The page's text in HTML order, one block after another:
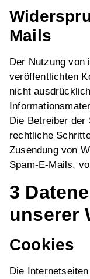
Mails
Der Nutzung von
veröffentlichten
nicht
Die Betreiber
rechtliche
Zusendung von
Spam-E-Mails,
3
unserer
Cookies
Die